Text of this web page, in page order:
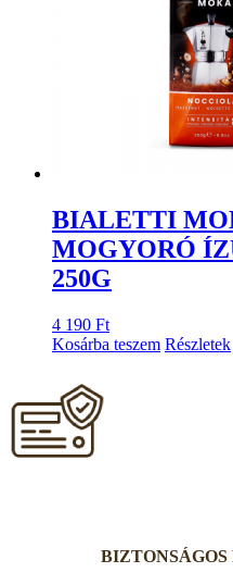
BIALETTI
MOGYORÓ
250G
4 190 Ft
Kosárba teszem Részletek